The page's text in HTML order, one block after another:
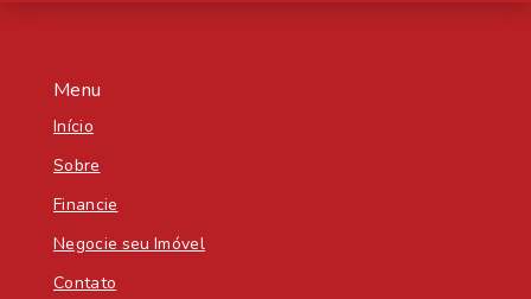
Menu
Início
Sobre
Financie
Negocie seu Imóvel
Contato